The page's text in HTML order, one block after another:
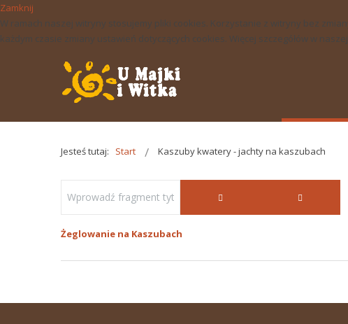
Zamknij
W ramach naszej witryny stosujemy pliki cookies. Korzystanie z witryny bez
każdym czasie zmiany ustawień dotyczących cookies. Więcej szczegółów w
Jesteś tutaj: Start Kaszuby kwatery - jachty na kaszubach
Żeglowanie na Kaszubach